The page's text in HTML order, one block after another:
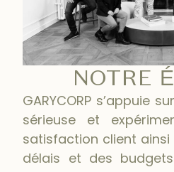
NOTRE
GARYCORP s’appuie
sérieuse et
satisfaction client
délais et des